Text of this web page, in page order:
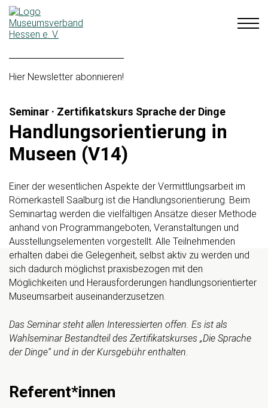
Hier Newsletter abonnieren!
Seminar · Zertifikatskurs Sprache der Dinge
Handlungsorientierung in
Museen (V14)
Einer der wesentlichen Aspekte der Vermittlungsarbeit im
Römerkastell Saalburg ist die Handlungsorientierung. Beim
Seminartag werden die vielfältigen Ansätze dieser Methode
anhand von Programmangeboten, Veranstaltungen und
Ausstellungselementen vorgestellt. Alle Teilnehmenden
erhalten dabei die Gelegenheit, selbst aktiv zu werden und
sich dadurch möglichst praxisbezogen mit den
Möglichkeiten und Herausforderungen handlungsorientierter
Museumsarbeit auseinanderzusetzen.
Das Seminar steht allen Interessierten offen. Es ist als
Wahlseminar Bestandteil des Zertifikatskurses „Die Sprache
der Dinge“ und in der Kursgebühr enthalten
Referent*innen